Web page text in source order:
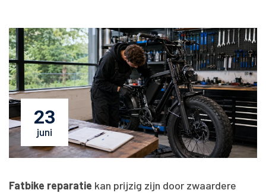
23
juni
Fatbike reparatie kan prijzig zijn door zwaardere